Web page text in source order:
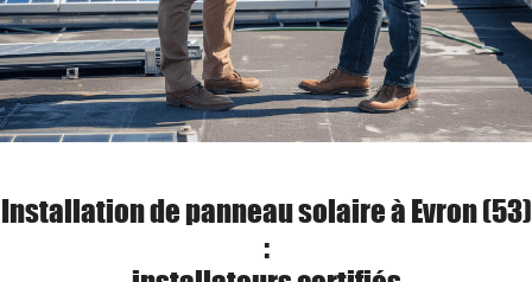
Installation de panneau solaire à Evron (53)
: